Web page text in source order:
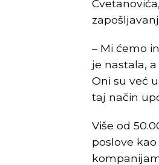
– Mi ćemo
je nastala,
Oni su već
taj način
Više od
poslove